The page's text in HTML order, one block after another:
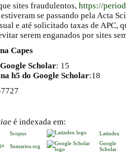
sites fraudulentos, https://
estiveram se passando pela Acta
e até solicitado taxas de APC,
serem enganados por sites
Capes
Scholar: 15
h5 do Google Scholar:18
é indexada em:
Scopus Latindex
Sumarios.org
Google
Scholar